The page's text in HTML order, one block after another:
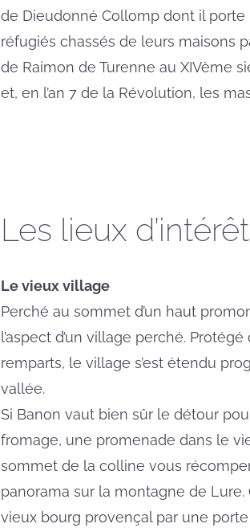
de Dieudonné Collomp dont il
réfugiés chassés de leurs maisons
de Raimon de Turenne au XIVème
et, en l’an 7 de la Révolution, les
Les lieux
Le vieux village
Perché au sommet d’un haut
l’aspect d’un village perché.
remparts, le village s’est étendu
vallée.
Si Banon vaut bien sûr le détour
fromage, une promenade dans le
sommet de la colline vous
panorama sur la montagne de
vieux bourg provençal par une